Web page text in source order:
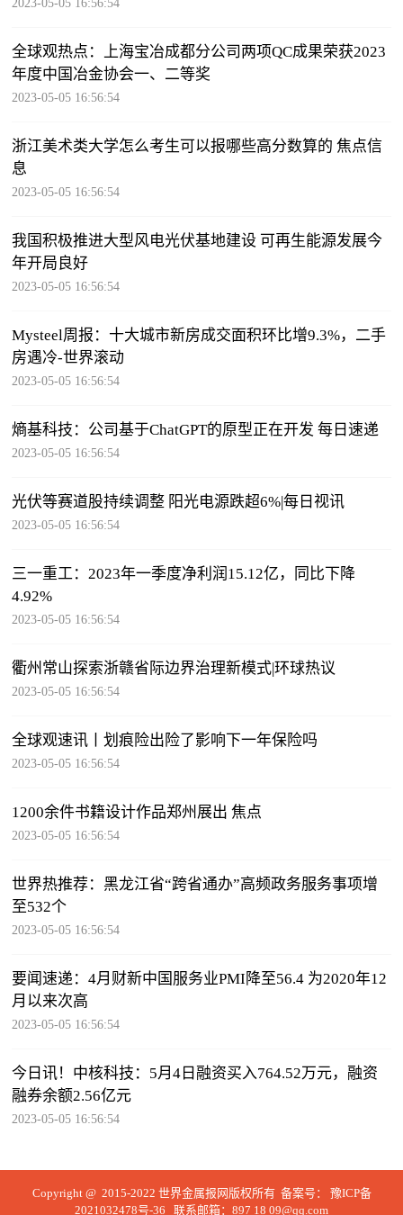
2023-05-05 16:56:54
全球观热点：上海宝冶成都分公司两项QC成果荣获2023
年度中国冶金协会一、二等奖
2023-05-05 16:56:54
浙江美术类大学怎么考生可以报哪些高分数算的 焦点信
息
2023-05-05 16:56:54
我国积极推进大型风电光伏基地建设 可再生能源发展今
年开局良好
2023-05-05 16:56:54
Mysteel周报：十大城市新房成交面积环比增9.3%，二手
房遇冷-世界滚动
2023-05-05 16:56:54
熵基科技：公司基于ChatGPT的原型正在开发 每日速递
2023-05-05 16:56:54
光伏等赛道股持续调整 阳光电源跌超6%|每日视讯
2023-05-05 16:56:54
三一重工：2023年一季度净利润15.12亿，同比下降
4.92%
2023-05-05 16:56:54
衢州常山探索浙赣省际边界治理新模式|环球热议
2023-05-05 16:56:54
全球观速讯丨划痕险出险了影响下一年保险吗
2023-05-05 16:56:54
1200余件书籍设计作品郑州展出 焦点
2023-05-05 16:56:54
世界热推荐：黑龙江省“跨省通办”高频政务服务事项增
至532个
2023-05-05 16:56:54
要闻速递：4月财新中国服务业PMI降至56.4 为2020年12
月以来次高
2023-05-05 16:56:54
今日讯！中核科技：5月4日融资买入764.52万元，融资
融券余额2.56亿元
2023-05-05 16:56:54
Copyright @ 2015-2022 世界金属报网版权所有 备案号： 豫ICP备
2021032478号-36 联系邮箱：897 18 09@qq.com